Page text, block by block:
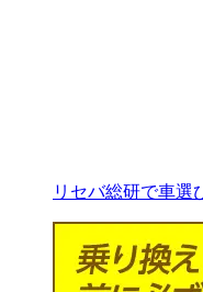
リセバ総研で車選